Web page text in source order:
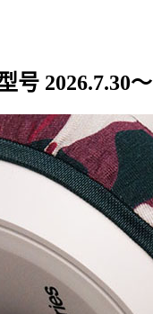
号 2026.7.30～